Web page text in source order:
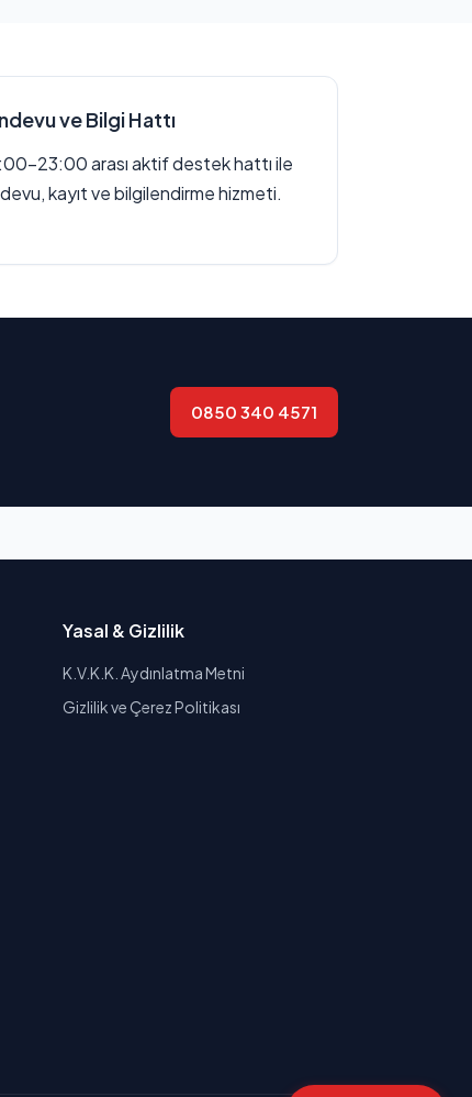
ve Bilgi Hattı
arası aktif destek hattı ile
kayıt ve bilgilendirme hizmeti.
0850 340 4571
Yasal & Gizlilik
K.V.K.K. Aydınlatma Metni
Gizlilik ve Çerez Politikası